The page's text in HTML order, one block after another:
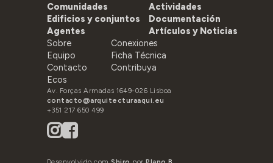
Comunidades
Edificios y conjuntos
Agentes
Actividades
Documentación
Artículos y Noticias
Sobre
Equipo
Contacto
Ecos
Conexiones
Ficha Técnica
Contribuya
Av. Forças Armadas 1649-026 Lisboa
contacto@arquitecturaaqui.eu
+351 217 650 499